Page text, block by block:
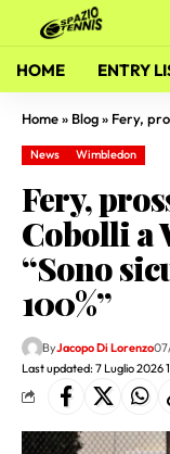
HOME ENTRY
Home» Blog» Fery,
News Wimbledon
Fery,
Cobolli a
“Sono
100%”
Last updated: 7 Luglio 2026
ByJacopo Di Lorenzo